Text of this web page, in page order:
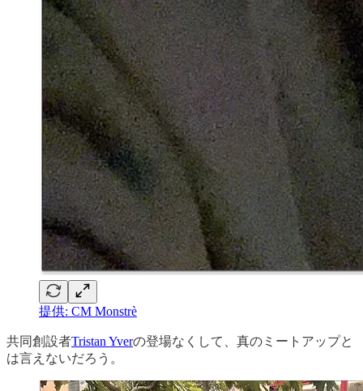
提供: CM Monstrè
共同創設者Tristan Yverの登場なくして、真のミートアップと
は言えないだろう。